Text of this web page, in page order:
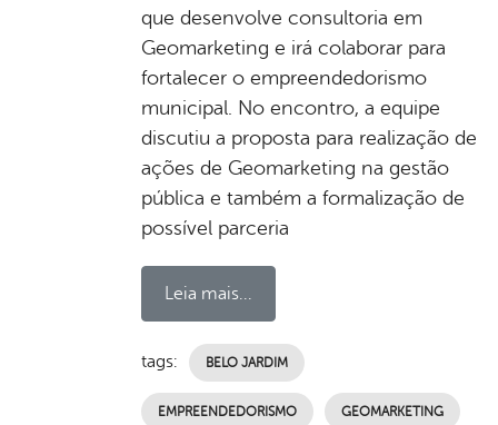
que desenvolve consultoria em
Geomarketing e irá colaborar para
fortalecer o empreendedorismo
municipal. No encontro, a equipe
discutiu a proposta para realização de
ações de Geomarketing na gestão
pública e também a formalização de
possível parceria
Leia mais...
tags: BELO JARDIM
EMPREENDEDORISMO GEOMARKETING